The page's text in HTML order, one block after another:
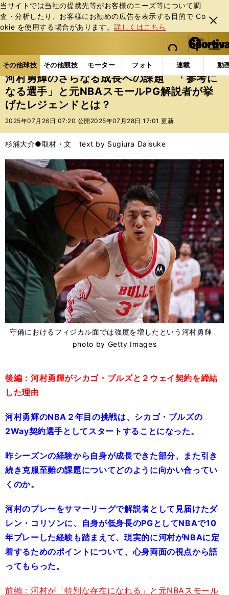
当サイトでは当社の提携先等がお客様のニーズ等について調
査・分析したり、お客様にお勧めの広告を表⽰する⽬的で Co
okie を使⽤する場合があります。詳しくはこちら
閉じ
る
web Sportiva (webスポルティーバ)
検索
マイペ
ー
ジ
メニュ
その他球技 その他競技 モーター フォト 連載 動
ス
ポ
ル
テ
ー
バ
その他球技の記事一覧 バスケットボール NBA
河村勇輝のさらなる成長への課題 「参考に
なる選手」と元NBAスモールPG解説者が挙
げたレジェンドとは？
2025年07月26日 07:20 公開 2025年07月28日 17:01 更新
杉浦大介●取材・文 text by Sugiura Daisuke
守備におけるフィジカル面では強度を増したという河村勇輝
photo by Getty Images
後編：河村勇輝がシカゴ・ブルズと２ウェイ契約を締結
した理由
河村勇輝のNBA２年目の挑戦は、シカゴ・ブルズの
2Way契約選手としてスタートすることになった。
昨シーズンの経験から自身が成長できた部分、また引き
続き克服至難の課題についてどのように向かい合ってい
くのか。
河村のプレーをサマーリーグで解説者として見届けたダ
レン・コリソンに、自身が低身長のPGとしてNBAで10
年プレーした経験も踏まえて、現実的に河村がNBAに定
着するためのポイントについて、心身両面の視点から語
ってもらった。
前編：河村が「特別な存在になれる」と元NBAスモール